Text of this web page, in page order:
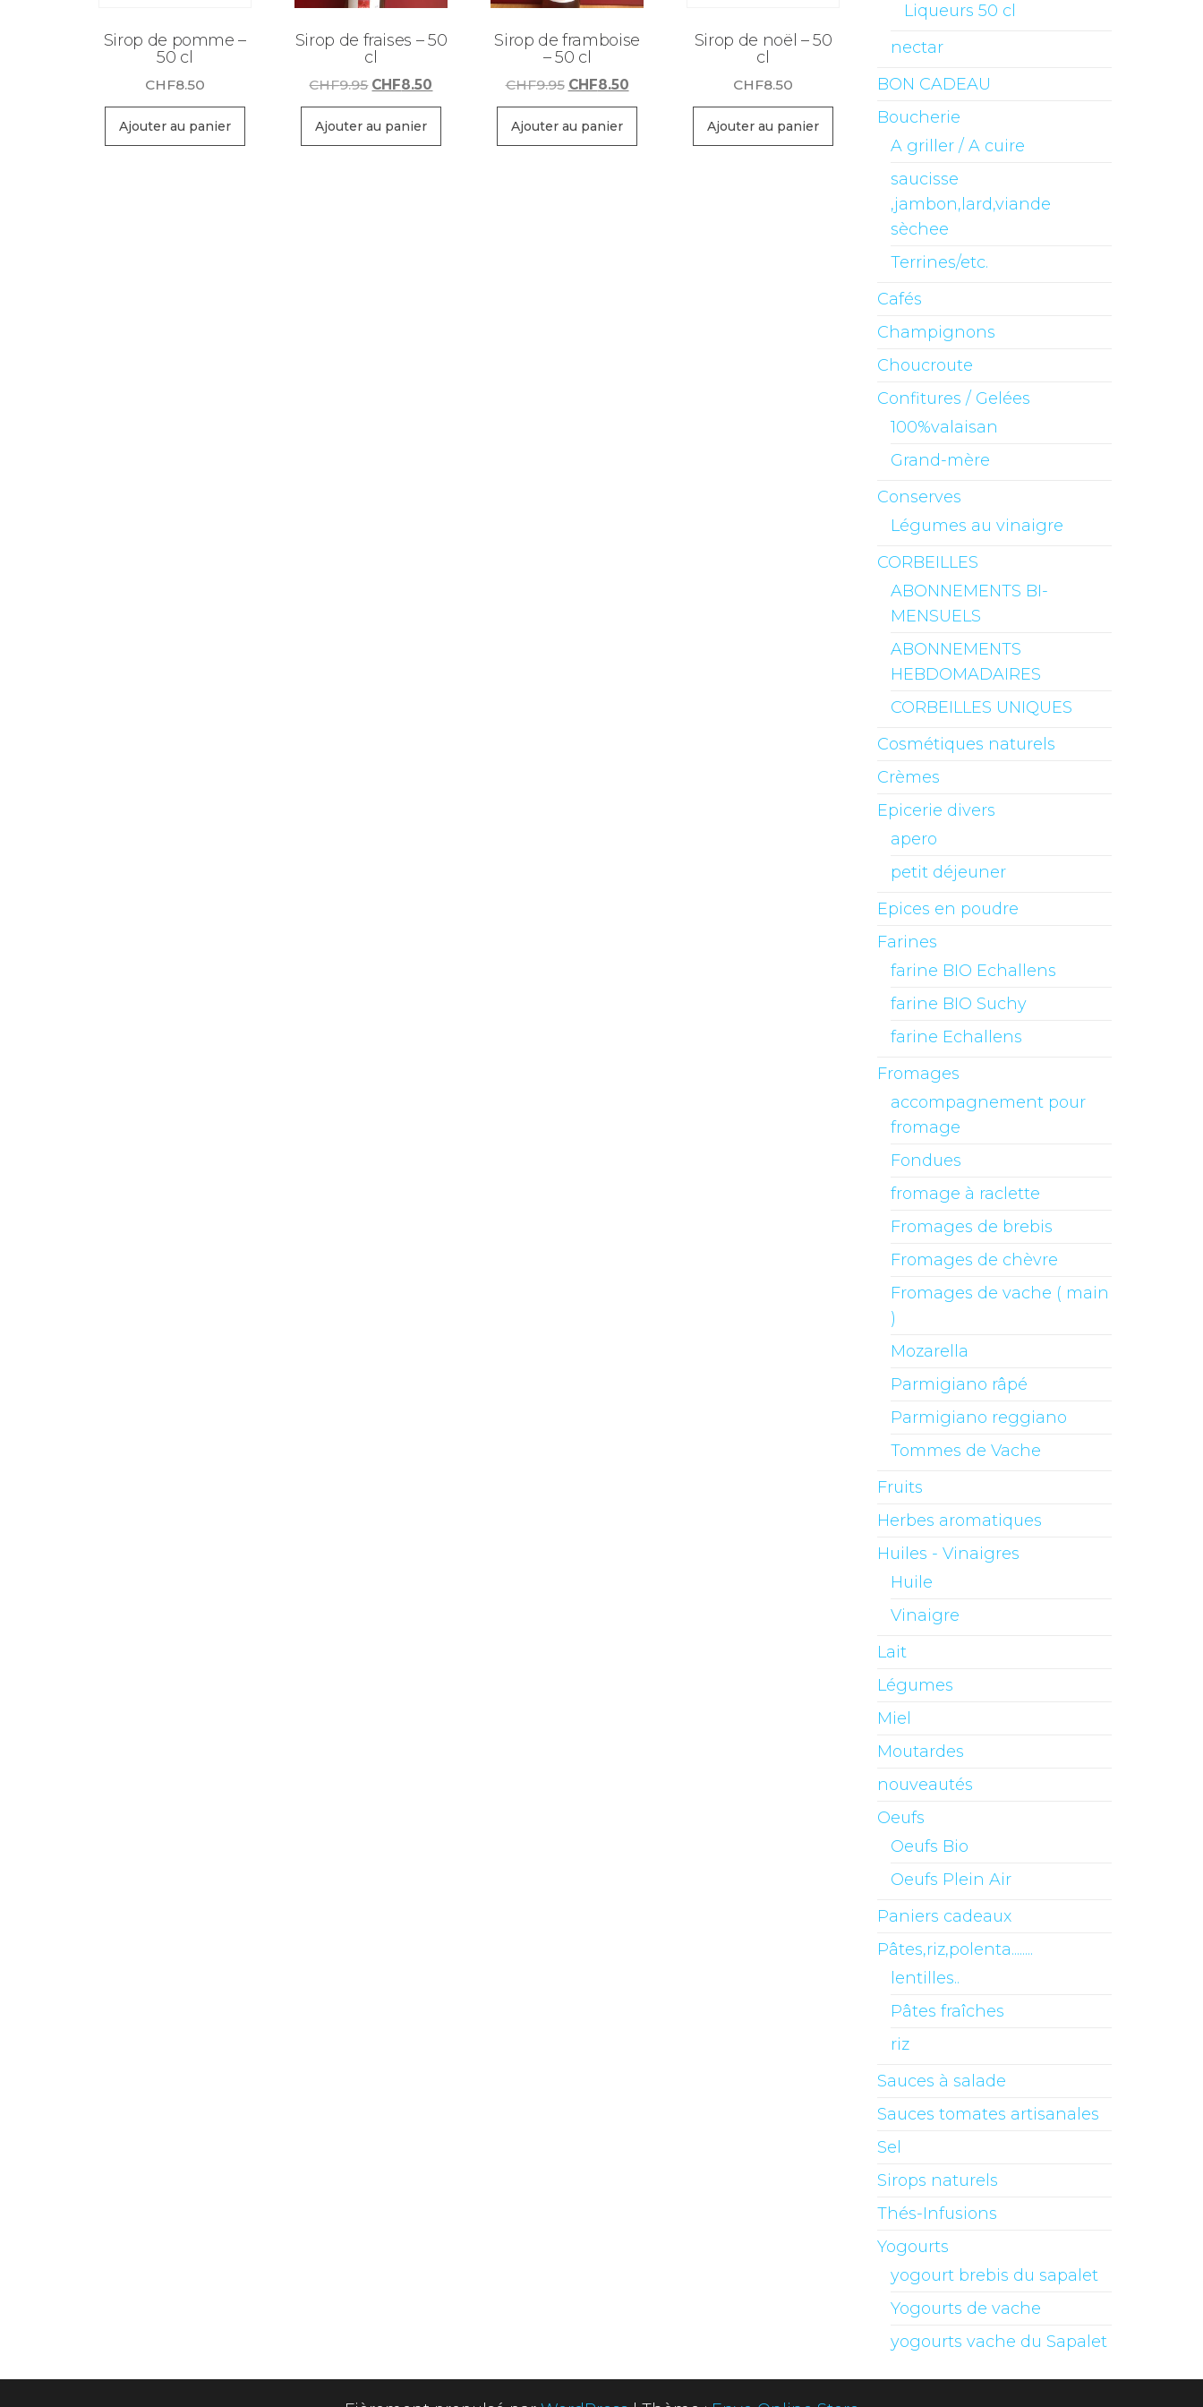
Sirop de pomme –
50 cl
CHF8.50
Ajouter au panier
Sirop de fraises – 50
cl
CHF9.95 Le
prix
initial
était :
CHF8.50
prix
est :
Ajouter au panier
Sirop de framboise
– 50 cl
CHF9.95 Le
prix
initial
était :
CHF8.50Le
prix
est :
Ajouter au panier
Sirop de noël – 50
cl
CHF8.50
Ajouter au panier
Liqueurs 50 cl
nectar
BON CADEAU
Boucherie
A griller / A cuire
saucisse
,jambon,lard,viande
sèchee
Terrines/etc.
Cafés
Champignons
Choucroute
Confitures / Gelées
100%valaisan
Grand-mère
Conserves
Légumes au vinaigre
CORBEILLES
ABONNEMENTS BI-
MENSUELS
ABONNEMENTS
HEBDOMADAIRES
CORBEILLES UNIQUES
Cosmétiques naturels
Crèmes
Epicerie divers
apero
petit déjeuner
Epices en poudre
Farines
farine BIO Echallens
farine BIO Suchy
farine Echallens
Fromages
accompagnement pour
fromage
Fondues
fromage à raclette
Fromages de brebis
Fromages de chèvre
Fromages de vache ( main
)
Mozarella
Parmigiano râpé
Parmigiano reggiano
Tommes de Vache
Fruits
Herbes aromatiques
Huiles - Vinaigres
Huile
Vinaigre
Lait
Légumes
Miel
Moutardes
nouveautés
Oeufs
Oeufs Bio
Oeufs Plein Air
Paniers cadeaux
Pâtes,riz,polenta........
lentilles..
Pâtes fraîches
riz
Sauces à salade
Sauces tomates artisanales
Sel
Sirops naturels
Thés-Infusions
Yogourts
yogourt brebis du sapalet
Yogourts de vache
yogourts vache du Sapalet